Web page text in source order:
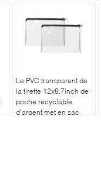
Le PVC transparent de
la tirette 12x8.7inch de
poche recyclable
d'argent met en sac